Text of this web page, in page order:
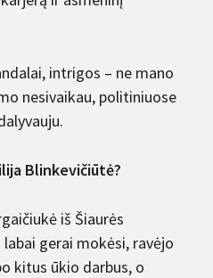
intrigos – ne mano
nesivaikau, politiniuose
Blinkevičiūtė?
iš Šiaurės
gerai mokėsi, ravėjo
kitus ūkio darbus, o